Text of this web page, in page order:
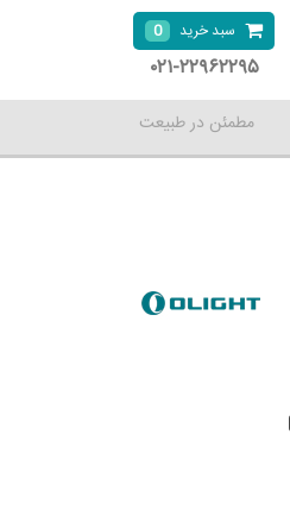
سبد خرید 0
۰۲۱-۲۲۹۶۲۲۹۵
مطمئن در طبیعت